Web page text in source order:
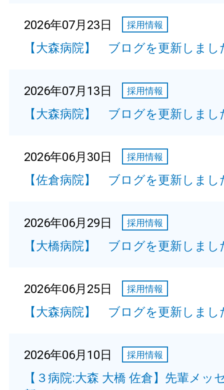
2026年07月23日 採用情報
【大森病院】 ブログを更新しまし
2026年07月13日 採用情報
【大森病院】 ブログを更新しまし
2026年06月30日 採用情報
【佐倉病院】 ブログを更新しまし
2026年06月29日 採用情報
【大橋病院】 ブログを更新しまし
2026年06月25日 採用情報
【大森病院】 ブログを更新しまし
2026年06月10日 採用情報
【３病院:大森 大橋 佐倉】先輩メッ